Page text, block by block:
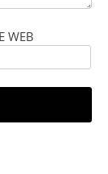
WEB